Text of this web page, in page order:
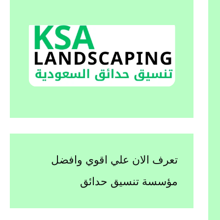
تعرف الان علي اقوي وافضل
مؤسسة تنسيق حدائق